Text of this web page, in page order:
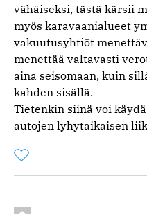
vähäiseksi, tästä kärsii
myös karavaanialueet
vakuutusyhtiöt
menettää valtavasti
aina seisomaan, kuin
kahden sisällä.
Tietenkin siinä voi
autojen lyhytaikaisen
Tykkää
kommentista